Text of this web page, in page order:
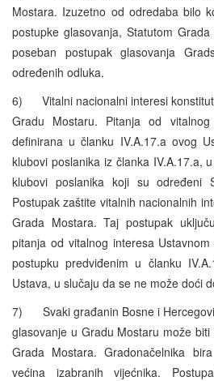
Mostara. Izuzetno od odredaba bilo
postupke glasovanja, Statutom
poseban postupak glasovanja
određenih odluka.
6) Vitalni nacionalni interesi
Gradu Mostaru. Pitanja od
definirana u članku IV.A.17.a ovog
klubovi poslanika iz članka IV.A.17.a,
klubovi poslanika koji su određeni
Postupak zaštite vitalnih nacionalnih
Grada Mostara. Taj postupak
pitanja od vitalnog interesa
postupku predviđenim u članku
Ustava, u slučaju da se ne može doći
7) Svaki građanin Bosne i
glasovanje u Gradu Mostaru može
Grada Mostara. Gradonačelnika
većina izabranih vijećnika.